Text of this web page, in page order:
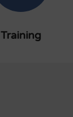
Training